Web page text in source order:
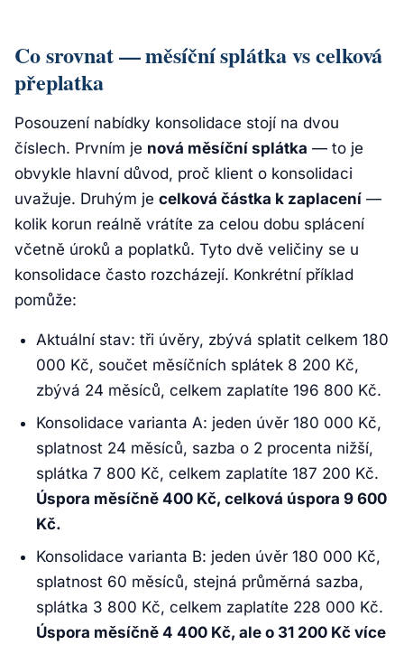
Co srovnat — měsíční splátka vs celková
přeplatka
Posouzení nabídky konsolidace stojí na dvou
číslech. Prvním je nová měsíční splátka — to je
obvykle hlavní důvod, proč klient o konsolidaci
uvažuje. Druhým je celková částka k zaplacení —
kolik korun reálně vrátíte za celou dobu splácení
včetně úroků a poplatků. Tyto dvě veličiny se u
konsolidace často rozcházejí. Konkrétní příklad
pomůže:
Aktuální stav: tři úvěry, zbývá splatit celkem 180
000 Kč, součet měsíčních splátek 8 200 Kč,
zbývá 24 měsíců, celkem zaplatíte 196 800 Kč.
Konsolidace varianta A: jeden úvěr 180 000 Kč,
splatnost 24 měsíců, sazba o 2 procenta nižší,
splátka 7 800 Kč, celkem zaplatíte 187 200 Kč.
Úspora měsíčně 400 Kč, celková úspora 9 600
Kč.
Konsolidace varianta B: jeden úvěr 180 000 Kč,
splatnost 60 měsíců, stejná průměrná sazba,
splátka 3 800 Kč, celkem zaplatíte 228 000 Kč.
Úspora měsíčně 4 400 Kč, ale o 31 200 Kč více